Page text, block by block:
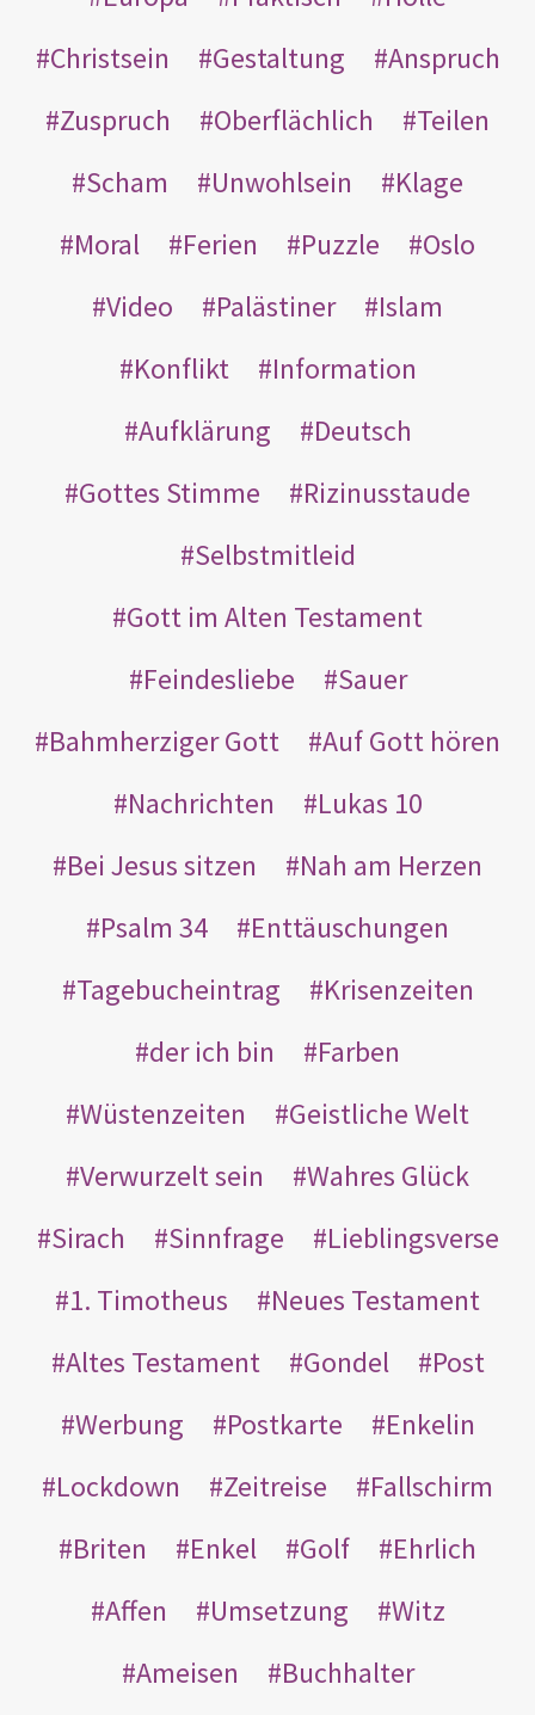
Christsein
Gestaltung
Anspruch
Zuspruch
Oberflächlich
Teilen
Scham
Unwohlsein
Klage
Moral
Ferien Puzzle
Oslo
Video
Palästiner
Islam
Konflikt
Information
Aufklärung
Deutsch
Gottes Stimme
Rizinusstaude
Selbstmitleid
Gott im Alten Testament
Feindesliebe
Sauer
Bahmherziger Gott
Auf Gott hören
Nachrichten
Lukas 10
Bei Jesus sitzen
Nah am Herzen
Psalm 34
Enttäuschungen
Tagebucheintrag
Krisenzeiten
der ich bin
Farben
Wüstenzeiten
Geistliche Welt
Verwurzelt sein
Wahres Glück
Sirach
Sinnfrage
Lieblingsverse
1. Timotheus
Neues Testament
Altes Testament
Gondel
Post
Werbung
Postkarte
Enkelin
Lockdown
Zeitreise
Fallschirm
Briten
Enkel Golf
Ehrlich
Affen
Umsetzung
Witz
Ameisen
Buchhalter